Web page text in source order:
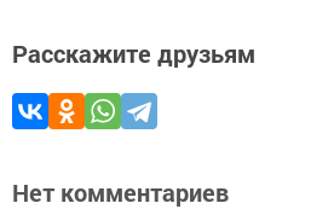
Расскажите друзьям
Нет комментариев